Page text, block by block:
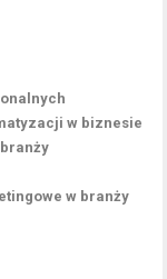
w biznesie
w branży